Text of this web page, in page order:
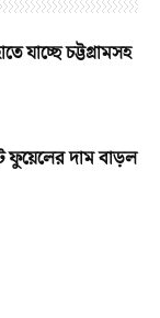
যাচ্ছে চট্টগ্রামসহ
ফুয়েলের দাম বাড়ল